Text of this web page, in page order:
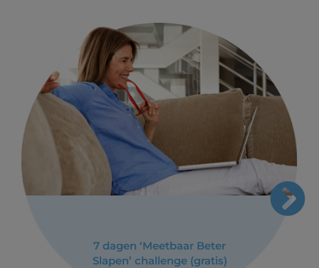
7 dagen ‘Meetbaar Beter
Slapen’ challenge (gratis)